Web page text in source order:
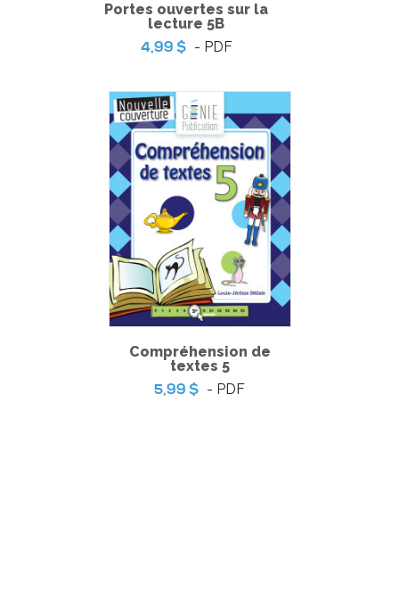
3e cycle du primaire
6,99 $- PDF
Coup de coeur | L’ile aux trésors – Jeu de table
Portes ouvertes sur la
lecture 5B
4,99 $ - PDF
Compréhension de
textes 5
5,99 $ - PDF